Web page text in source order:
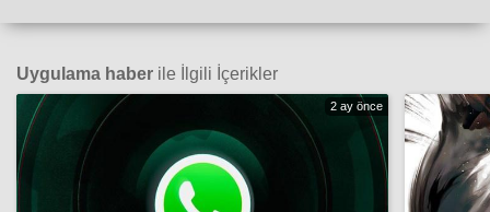
Uygulama haber ile İlgili İçerikler
2 ay önce